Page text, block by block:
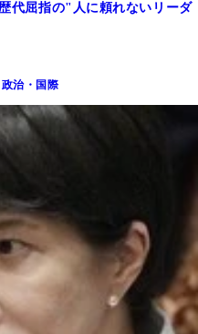
代屈指の"人に頼れないリーダ
政治・国際